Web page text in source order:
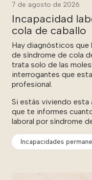
7 de agosto de 2026
Incapacidad
cola de caballo
Hay diagnósticos que
de síndrome de cola
trata solo de las
interrogantes que
profesional.
Si estás viviendo esta
que te informes
laboral por síndrome
Incapacidades